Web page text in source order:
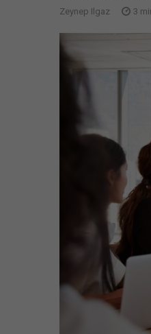
Zeynep Ilgaz 3